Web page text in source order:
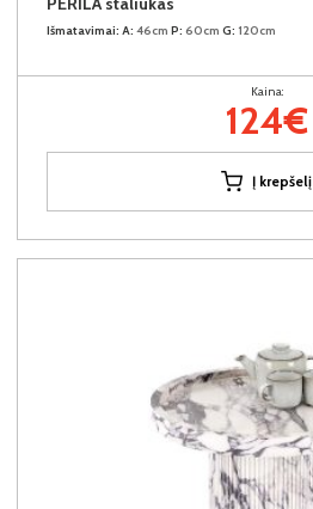
Išmatavimai: A: 46cm P: 60cm G: 120cm
Kaina:
124€
Į krepšelį